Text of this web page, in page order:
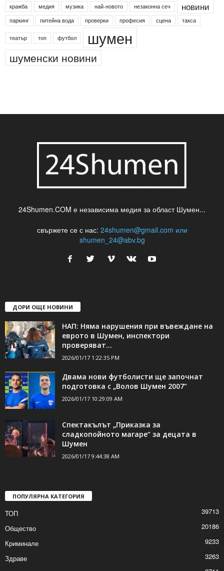
кражба медия музика най-новото незаконна сеч новини
паркинг питейна вода проверки професия сцена такса
театър топ футбол шумен
шуменски новини
24Shumen.COM е независима медия за област Шумен...
свържете се с нас: 24shumen@gmail.com или
shumen_24@abv.bg
ДОРИ ОЩЕ НОВИНИ
НАП: Няма нарушения при въвеждане на
еврото в Шумен, инспектори
проверяват...
2026/01/17 1:22:35 PM
Двама нови футболисти ще започнат
подготовка с „Волов Шумен 2007“
2026/01/17 10:29:09 AM
Спектакълът „Приказка за
сладкопойното магаре“ за децата в
Шумен
2026/01/17 9:44:38 AM
ПОПУЛЯРНА КАТЕГОРИЯ
ТОП
39713
Общество
20186
Криминале
9233
Здраве
3263